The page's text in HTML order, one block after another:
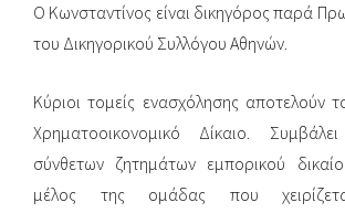
Ο Κωνσταντίνος είναι δικηγόρος παρά
του Δικηγορικού Συλλόγου Αθηνών.
Κύριοι τομείς ενασχόλησης αποτελούν
Χρηματοοικονομικό Δίκαιο.
σύνθετων ζητημάτων εμπορικού
μέλος της ομάδας που